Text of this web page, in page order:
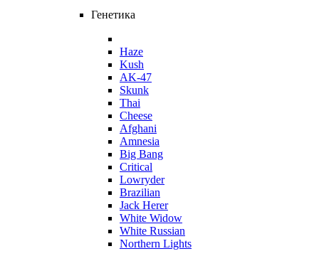
Генетика
Haze
Kush
AK-47
Skunk
Thai
Cheese
Afghani
Amnesia
Big Bang
Critical
Lowryder
Brazilian
Jack Herer
White Widow
White Russian
Northern Lights